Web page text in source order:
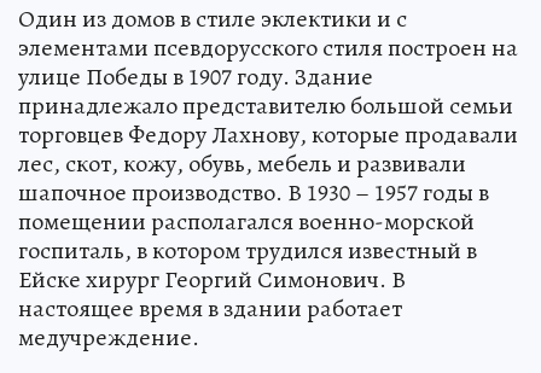
Один из домов в стиле эклектики и с
элементами псевдорусского стиля построен на
улице Победы в 1907 году. Здание
принадлежало представителю большой семьи
торговцев Федору Лахнову, которые продавали
лес, скот, кожу, обувь, мебель и развивали
шапочное производство. В 1930 – 1957 годы в
помещении располагался военно-морской
госпиталь, в котором трудился известный в
Ейске хирург Георгий Симонович. В
настоящее время в здании работает
медучреждение.